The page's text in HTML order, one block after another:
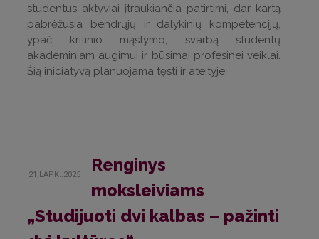
studentus aktyviai įtraukiančia patirtimi, dar kartą
pabrėžusia bendrųjų ir dalykinių kompetencijų,
ypač kritinio mąstymo, svarbą studentų
akademiniam augimui ir būsimai profesinei veiklai.
Šią iniciatyvą planuojama tęsti ir ateityje.
21.LAPK..2025
Renginys
moksleiviams
„Studijuoti dvi kalbas – pažinti